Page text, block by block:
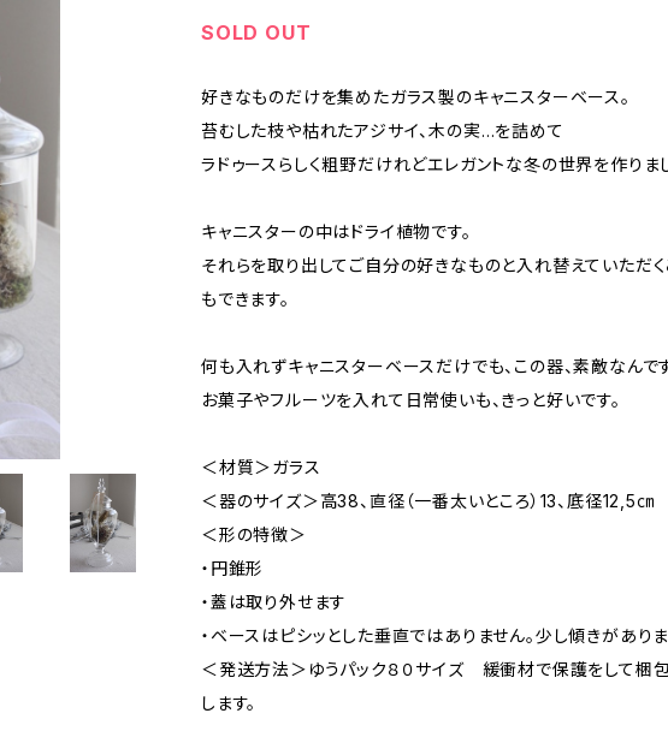
SOLD OUT
好きなものだけを集めたガラス製のキャニスターベース。
苔むした枝や枯れたアジサイ、木の実…を詰めて
ラドゥースらしく粗野だけれどエレガントな冬の世界を作りま
キャニスターの中はドライ植物です。
それらを取り出してご自分の好きなものと入れ替えていただく
もできます。
何も入れずキャニスターベースだけでも、この器、素敵なんで
お菓子やフルーツを入れて日常使いも、きっと好いです。
＜材質＞ガラス
＜器のサイズ＞高38、直径（一番太いところ）13、底径12,5㎝
＜形の特徴＞
・円錐形
・蓋は取り外せます
・ベースはピシッとした垂直ではありません。少し傾きがありま
＜発送方法＞ゆうパック８０サイズ 緩衝材で保護をして梱
します。